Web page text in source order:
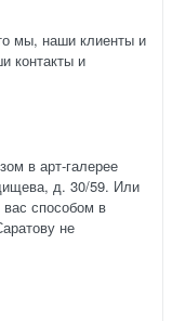
мы, наши клиенты и
контакты и
в арт-галерее
д. 30/59. Или
способом в
не